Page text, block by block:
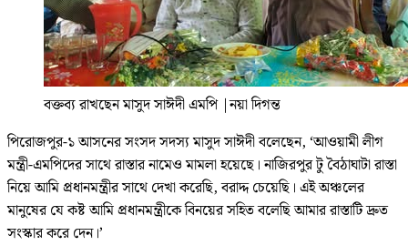
বক্তব্য রাখছেন মাসুদ সাঈদী এমপি |নয়া দিগন্ত
পিরোজপুর-১ আসনের সংসদ সদস্য মাসুদ সাঈদী বলেছেন, ‘আওয়ামী লীগ
মন্ত্রী-এমপিদের সাথে রাস্তার নামেও মামলা হয়েছে। নাজিরপুর টু বৈঠাঘাটা রাস্তা
নিয়ে আমি প্রধানমন্ত্রীর সাথে দেখা করেছি, বরাদ্দ চেয়েছি। এই অঞ্চলের
মানুষের যে কষ্ট আমি প্রধানমন্ত্রীকে বিনয়ের সহিত বলেছি আমার রাস্তাটি দ্রুত
সংস্কার করে দেন।’